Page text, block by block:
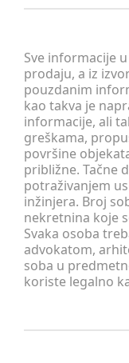
Sve informacije
prodaju, a iz
pouzdanim
kao takva je
informacije, ali
greškama,
površine
približne. Tačne
potraživanjem
inžinjera. Broj
nekretnina koje
Svaka osoba
advokatom,
soba u
koriste legalno